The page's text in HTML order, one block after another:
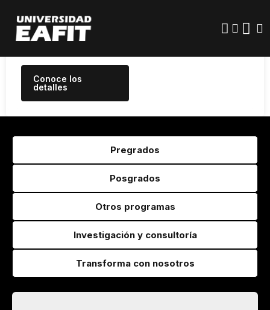
contenido
principal
máximo periodo otorgado en
Colombia
Conoce los
detalles
Pregrados
Posgrados
Otros programas
Investigación y consultoría
Transforma con nosotros